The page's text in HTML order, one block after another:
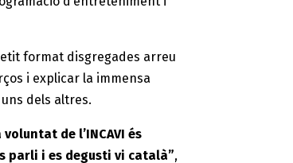
format disgregades arreu
i explicar la immensa
dels altres.
de l’INCAVI és
parli i es degusti vi català”,